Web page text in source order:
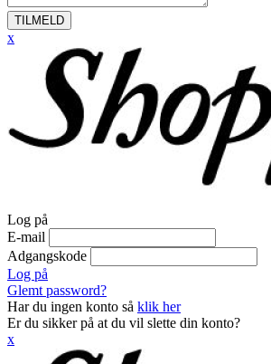
TILMELD
x
Log på
E-mail
Adgangskode
Log på
Glemt password?
Har du ingen konto så klik her
Er du sikker på at du vil slette din konto?
x